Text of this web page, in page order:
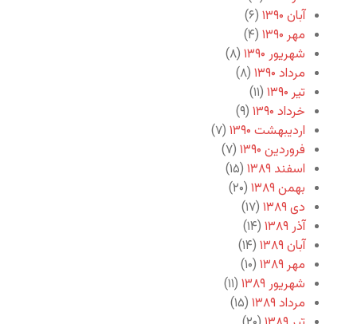
آبان ۱۳۹۰
(۶)
مهر ۱۳۹۰
(۴)
شهریور ۱۳۹۰
(۸)
مرداد ۱۳۹۰
(۸)
تیر ۱۳۹۰
(۱۱)
خرداد ۱۳۹۰
(۹)
اردیبهشت ۱۳۹۰
(۷)
فروردین ۱۳۹۰
(۷)
اسفند ۱۳۸۹
(۱۵)
بهمن ۱۳۸۹
(۲۰)
دی ۱۳۸۹
(۱۷)
آذر ۱۳۸۹
(۱۴)
آبان ۱۳۸۹
(۱۴)
مهر ۱۳۸۹
(۱۰)
شهریور ۱۳۸۹
(۱۱)
مرداد ۱۳۸۹
(۱۵)